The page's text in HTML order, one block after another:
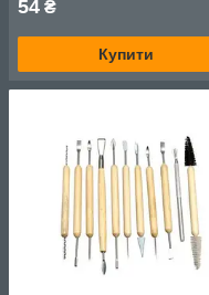
54 ₴
Купити